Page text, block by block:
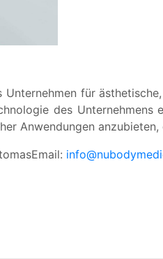
für
des
Anwendungen